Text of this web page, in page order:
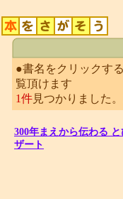
●書名をクリックす
覧頂けます
1件見つかりました。
300年まえから伝わる
ザート